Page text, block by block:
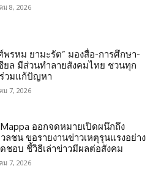
ม 8, 2026
พรหม ยามะรัต” มองสื่อ-การศึกษา-
ยล มีส่วนทำลายสังคมไทย ชวนทุก
วมแก้ปัญหา
ม 7, 2026
Mappa ออกจดหมายเปิดผนึกถึง
ลชน ขอรายงานข่าวเหตุรุนแรงอย่าง
ชอบ ชี้วิธีเล่าข่าวมีผลต่อสังคม
ม 7, 2026